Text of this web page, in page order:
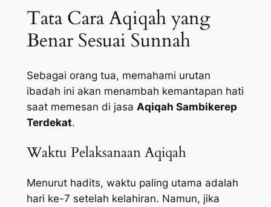
Tata Cara Aqiqah yang
Benar Sesuai Sunnah
Sebagai orang tua, memahami urutan
ibadah ini akan menambah kemantapan hati
saat memesan di jasa Aqiqah Sambikerep
Terdekat.
Waktu Pelaksanaan Aqiqah
Menurut hadits, waktu paling utama adalah
hari ke-7 setelah kelahiran. Namun, jika